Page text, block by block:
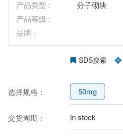
产品类型 :
分子砌块
产品等级 :
品牌 :
SDS搜索
选择规格： 50mg
交货周期： In stock